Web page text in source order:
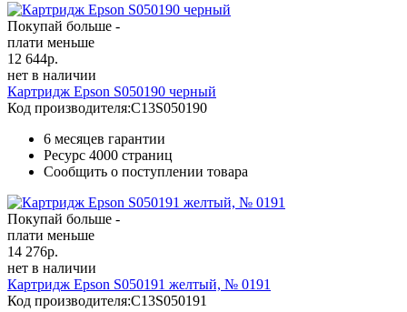
Покупай больше -
плати меньше
12 644р.
нет в наличии
Картридж Epson S050190 черный
Код производителя:C13S050190
6 месяцев гарантии
Ресурс 4000 страниц
Сообщить о поступлении товара
Покупай больше -
плати меньше
14 276р.
нет в наличии
Картридж Epson S050191 желтый, № 0191
Код производителя:C13S050191